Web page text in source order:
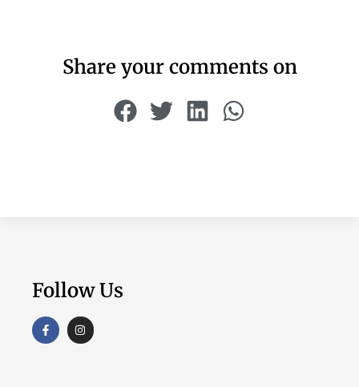
Share your comments on
Follow Us